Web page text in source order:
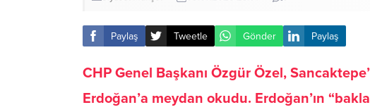
Paylaş Tweetle Gönder Paylaş
CHP Genel Başkanı Özgür Özel,
Erdoğan’a meydan okudu. Erdoğan’ın